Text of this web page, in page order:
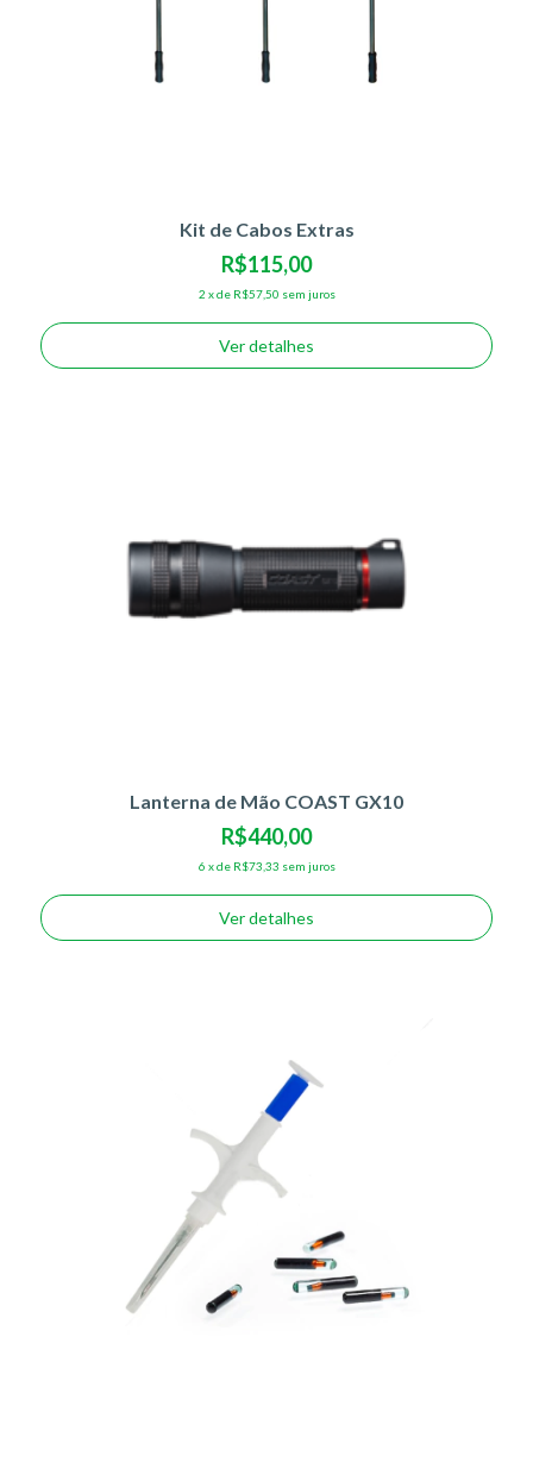
Kit de Cabos Extras
R$115,00
2 xde R$57,50 sem juros
Ver detalhes
Lanterna de Mão COAST GX10
R$440,00
6 xde R$73,33 sem juros
Ver detalhes